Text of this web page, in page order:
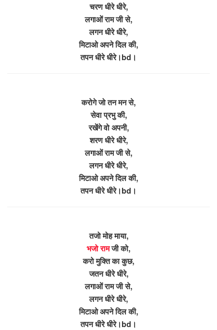
चरण धीरे धीरे,
लगाओं राम जी से,
लगन धीरे धीरे,
मिटाओ अपने दिल की,
तपन धीरे धीरे।bd।
करोगे जो तन मन से,
सेवा प्रभु की,
रखेंगे वो अपनी,
शरण धीरे धीरे,
लगाओं राम जी से,
लगन धीरे धीरे,
मिटाओ अपने दिल की,
तपन धीरे धीरे।bd।
तजो मोह माया,
भजो रामजी को,
करो मुक्ति का कुछ,
जतन धीरे धीरे,
लगाओं राम जी से,
लगन धीरे धीरे,
मिटाओ अपने दिल की,
तपन धीरे धीरे।bd।